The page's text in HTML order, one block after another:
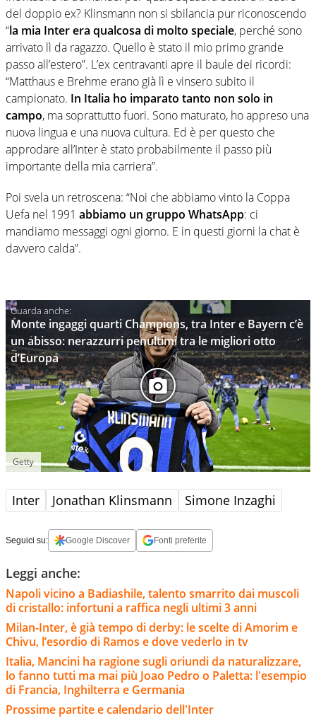
del doppio ex? Klinsmann non si sbilancia pur riconoscendo
“la mia Inter era qualcosa di molto speciale, perché sono
arrivato lì da ragazzo. Quello è stato il mio primo grande
passo all’estero”. L’ex centravanti apre il baule dei ricordi:
“Matthaus e Brehme erano già lì e vinsero subito il
campionato. In Italia ho imparato tanto non solo in
campo, ma soprattutto fuori. Sono maturato, ho appreso una
nuova lingua e una nuova cultura. Ed è per questo che
approdare all’Inter è stato probabilmente il passo più
importante della mia carriera”.
Poi svela un retroscena: “Noi che abbiamo vinto la Coppa
Uefa nel 1991 abbiamo un gruppo WhatsApp: ci
mandiamo messaggi ogni giorno. E in questi giorni la chat è
davvero calda”.
Monte ingaggi quarti Champions, tra Inter e Bayern c’è
un abisso: nerazzurri penultimi tra le migliori otto
d’Europa
Getty
Inter Jonathan Klinsmann Simone Inzaghi
Seguici su: Google Discover Fonti preferite
Leggi anche:
Napoli vicino a Badiashile, talento smarrito dai muscoli
di cristallo: infortuni a raffica negli ultimi 3 anni
Milan-Inter, è già tempo di derby: le scelte di Amorim e
Chivu, l’esordio di Ramos e dove vederlo in tv
Italia, Mancini ha ragione sugli oriundi da naturalizzare,
lo fanno tutti ma mai più Joao Pedro o Paletta: l'esempio
di Francia, Inghilterra e Germania
Prossime partite e calendario dell'Inter